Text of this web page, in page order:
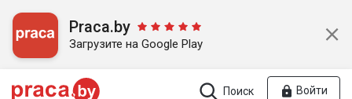
Praca.by
Загрузите на Google Play
Поиск Войти